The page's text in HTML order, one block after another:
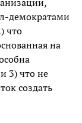
демократами
что
на
3) что не
создать